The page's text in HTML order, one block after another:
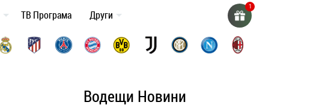
ТВ Програма Други
Водещи Новини